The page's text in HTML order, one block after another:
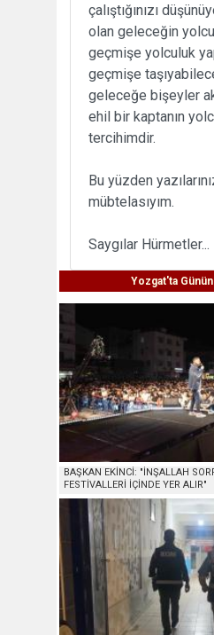
çalıştığınızı
olan geleceğin
geçmişe yolculuk
geçmişe
geleceğe bişeyler
ehil bir kaptanın
tercihimdir.
Bu yüzden
mübtelasıyım.
Saygılar Hürmetler...
Yozgat'ta
BAŞKAN EKİNCİ: "İNŞALLAH
FESTİVALLERİ İÇİNDE YER ALIR"